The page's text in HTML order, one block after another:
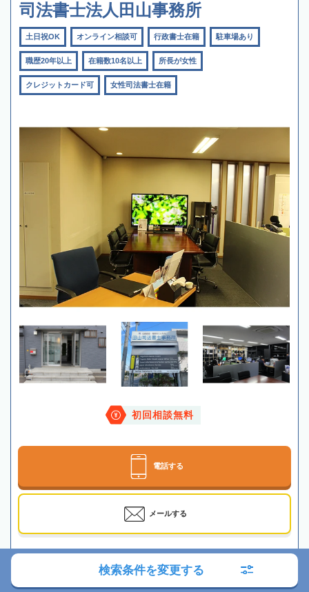
司法書士法人田山事務所
土日祝OK オンライン相談可 行政書士在籍 駐車場あり
職歴20年以上 在籍数10名以上 所長が女性
クレジットカード可 女性司法書士在籍
初回相談無料
電話する
メールする
JR「土浦駅」徒歩15分
検索条件を変更する